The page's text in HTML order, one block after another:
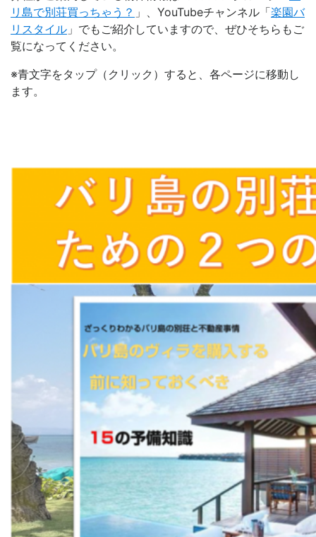
リ島で別荘買っちゃう？ 」、YouTubeチャンネル「楽園バ
リスタイル 」でもご紹介していますので、ぜひそちらもご
覧になってください。
※青文字をタップ（クリック）すると、各ページに移動し
ます。